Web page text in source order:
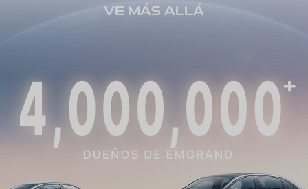
VE MÁS ALLÁ